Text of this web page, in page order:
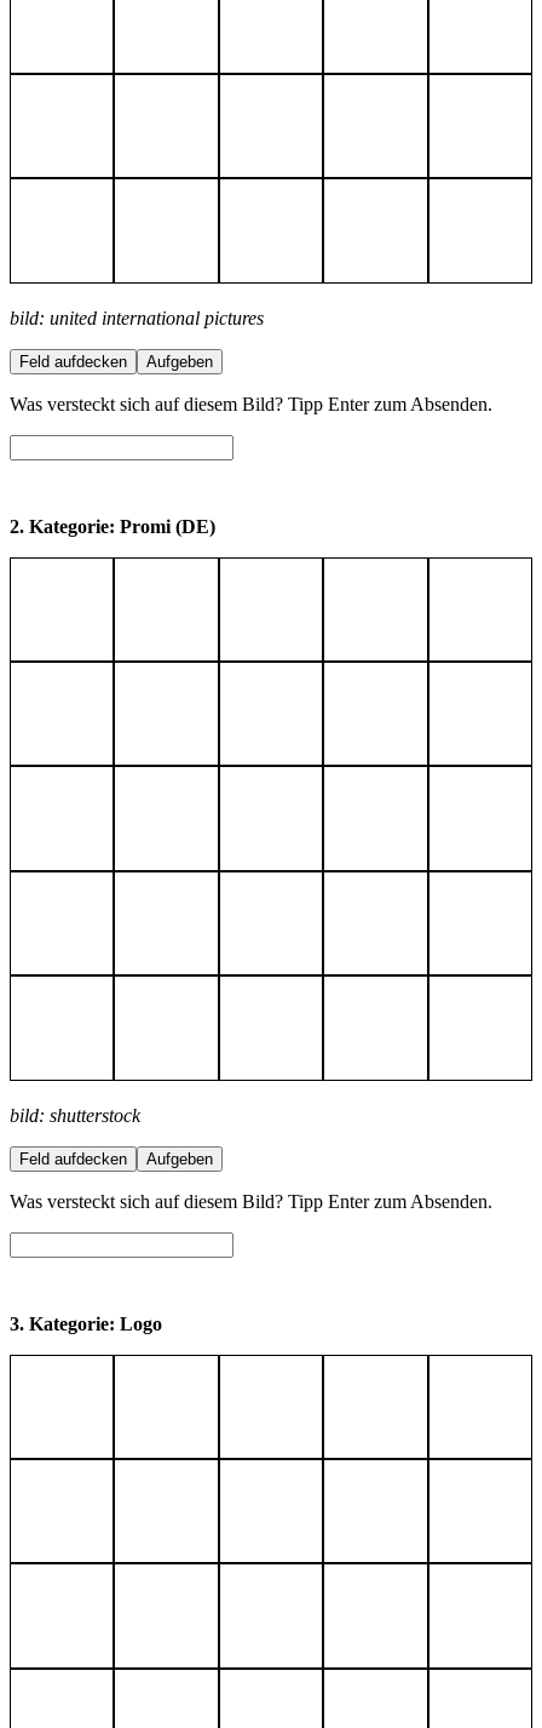
bild: united international pictures
Feld aufdecken Aufgeben
Was versteckt sich auf diesem Bild? Tipp Enter zum Absenden.
2. Kategorie: Promi (DE)
bild: shutterstock
Feld aufdecken Aufgeben
Was versteckt sich auf diesem Bild? Tipp Enter zum Absenden.
3. Kategorie: Logo